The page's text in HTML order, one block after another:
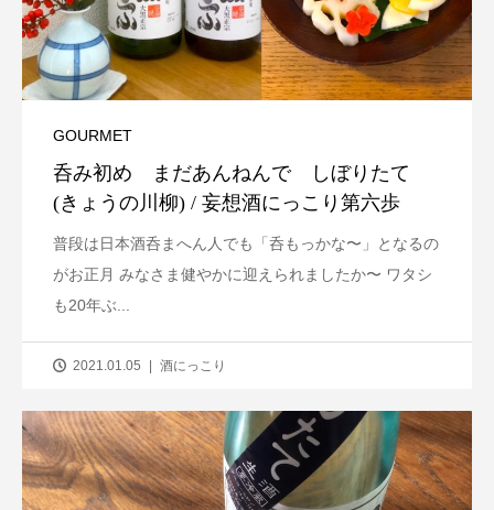
GOURMET
呑み初め まだあんねんで しぼりたて
(きょうの川柳) / 妄想酒にっこり第六歩
普段は日本酒呑まへん人でも「呑もっかな〜」となるの
がお正月 みなさま健やかに迎えられましたか〜 ワタシ
も20年ぶ...
2021.01.05 酒にっこり